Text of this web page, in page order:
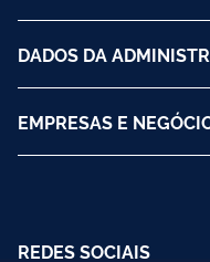
DADOS DA
EMPRESAS E
REDES SOCIAIS